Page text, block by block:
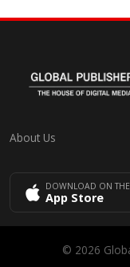
About Us
DOWNLOAD ON THE
App Store
© 2026